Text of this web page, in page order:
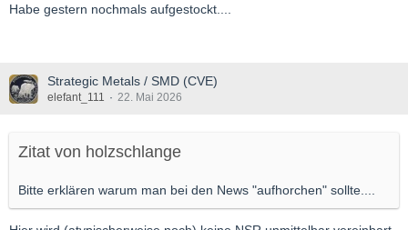
Habe gestern nochmals aufgestockt....
Strategic Metals / SMD (CVE)
elefant_111 22. Mai 2026
Zitat von holzschlange
Bitte erklären warum man bei den News "aufhorchen" sollte....